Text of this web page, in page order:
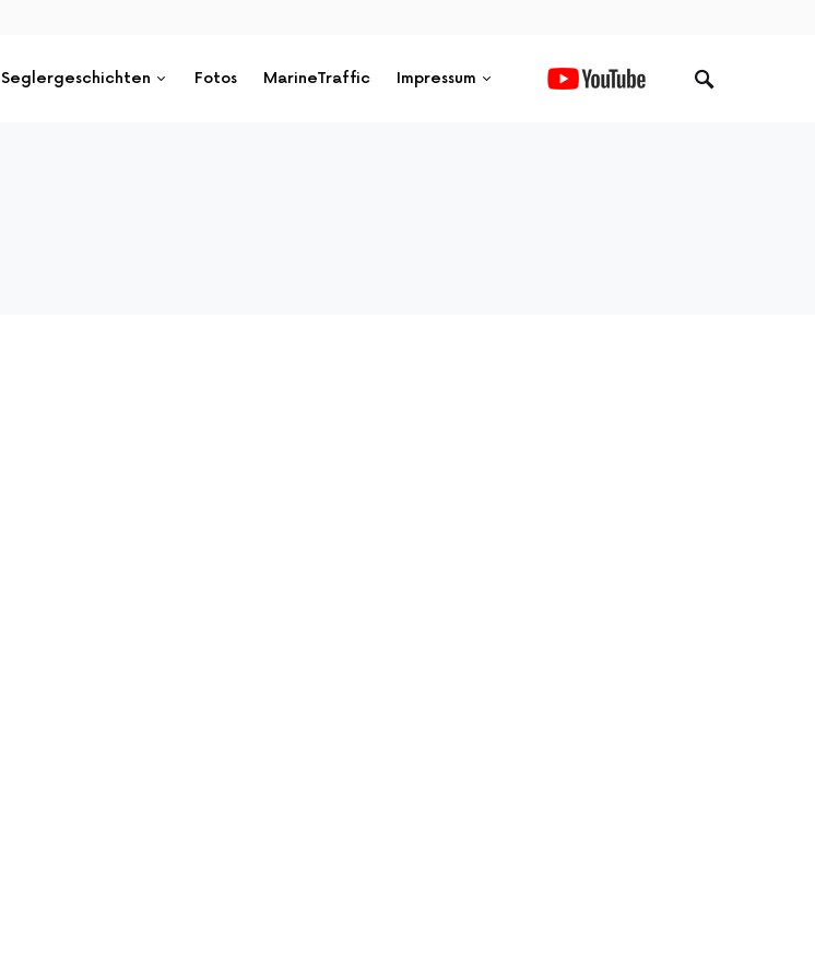
Seglergeschichten Fotos MarineTraffic Impressum